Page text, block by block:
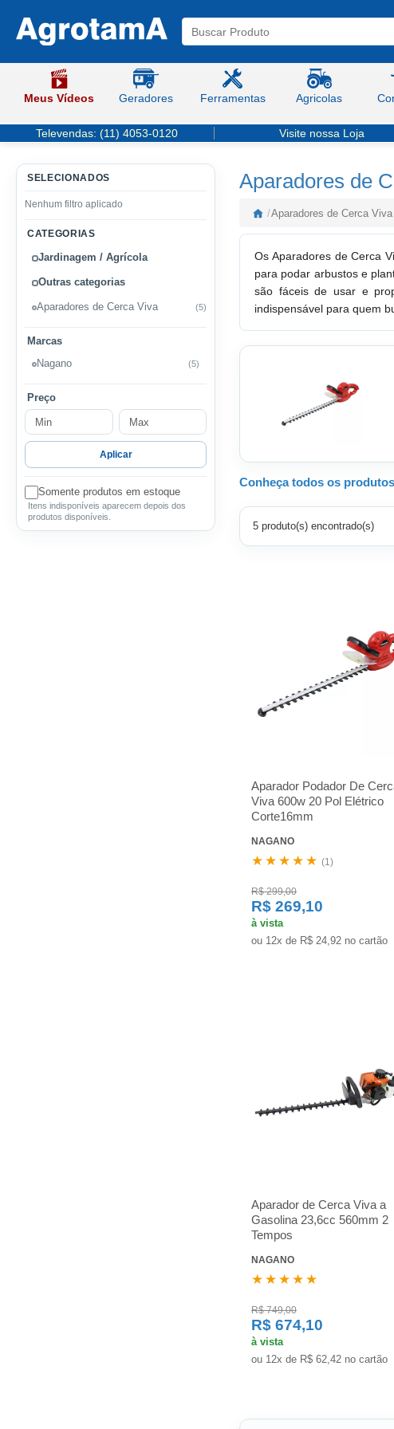
Meus Vídeos Geradores Ferramentas Agricolas
Televendas: (11) 4053-0120 Visite nossa Loja
SELECIONADOS
Nenhum filtro aplicado
CATEGORIAS
Jardinagem / Agrícola
Outras categorias
Aparadores de Cerca Viva (5)
Marcas
Nagano
(5)
Preço
Aplicar
Somente produtos em estoque
Itens indisponíveis aparecem depois dos
produtos disponíveis.
Aparadores de
/Aparadores de Cerca Viva
Os Aparadores de Cerca
para podar arbustos e
são fáceis de usar e
indispensável para quem
Conheça todos os
5 produto(s) encontrado(s)
Aparador Podador De
Viva 600w 20 Pol Elétrico
Corte16mm
NAGANO
★★★★★ (1)
R$ 299,00
R$ 269,10
à vista
ou 12x de R$ 24,92 no cartão
Aparador de Cerca Viva a
Gasolina 23,6cc 560mm 2
Tempos
NAGANO
★★★★★
R$ 749,00
R$ 674,10
à vista
ou 12x de R$ 62,42 no cartão